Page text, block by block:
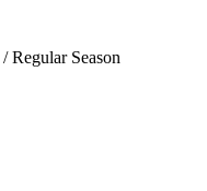
/Regular Season